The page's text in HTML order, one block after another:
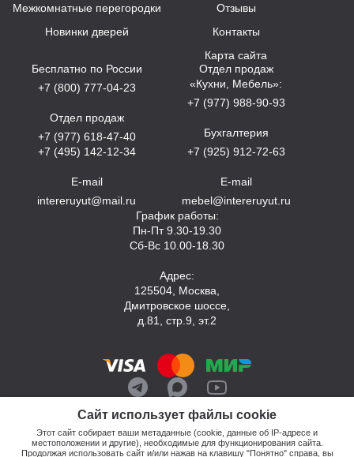
Сайт использует файлы cookie
Этот сайт собирает ваши метаданные (cookie, данные об IP-адресе и
местоположении и другие), необходимые для функционирования сайта.
Продолжая использовать сайт и/или нажав на клавишу "Понятно" справа, вы
Межкомнатные перегородки
Новинки дверей
Отзывы
Контакты
Карта сайта
Бесплатно по России
+7 (800) 777-04-23
Отдел продаж
+7 (977) 618-47-40
+7 (495) 142-12-34
E-mail
intereruyut@mail.ru
Отдел продаж
«Кухни, Мебель»:
+7 (977) 988-90-93
Бухгалтерия
+7 (925) 912-72-63
E-mail
mebel@intereruyut.ru
График работы:
Пн-Пт 9.30-19.30
Сб-Вс 10.00-18.30
Адрес:
125504, Москва,
Дмитровское шоссе,
д.81, стр.9, эт.2